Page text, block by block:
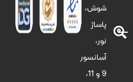
شوش،
پاساژ
نور،
آسانسور
9 و 11،